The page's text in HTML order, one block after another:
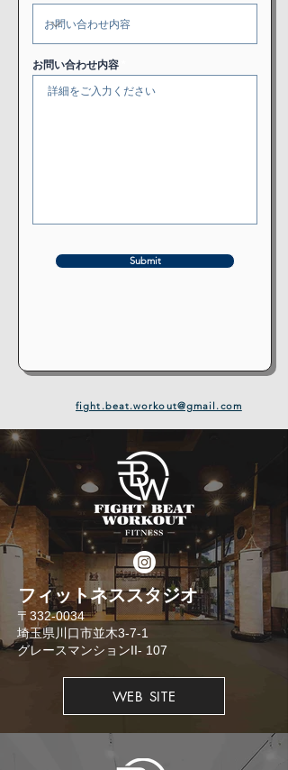
お問い合わせ内容
Submit
fight.beat.workout@gmail.com
​フィットネススタジオ
​〒332-0034
埼玉県川口市並木3-7-1
​グレースマンションII- 107
WEB SITE